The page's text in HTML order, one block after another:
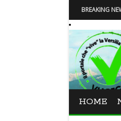
BREAKING
Carnevale -
HOME